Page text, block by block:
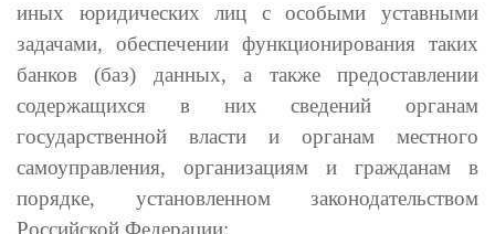
иных юридических лиц с особыми уставными
задачами, обеспечении функционирования таких
банков (баз) данных, а также предоставлении
содержащихся в них сведений органам
государственной власти и органам местного
самоуправления, организациям и гражданам в
порядке, установленном законодательством
Российской Федерации;